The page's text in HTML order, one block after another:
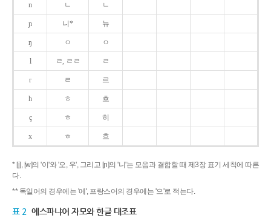
n ㄴ ㄴ
ɲ 니* 뉴
ŋ ㅇ ㅇ
l ㄹ, ㄹㄹ ㄹ
r ㄹ 르
h ㅎ 흐
ç ㅎ 히
x ㅎ 흐
* [j], [w]의 '이'와 '오, 우', 그리고 [ɲ]의 '니'는 모음과 결합할 때 제3장 표기 세칙에 따른
다.
** 독일어의 경우에는 '에', 프랑스어의 경우에는 '으'로 적는다.
표 2 에스파냐어 자모와 한글 대조표